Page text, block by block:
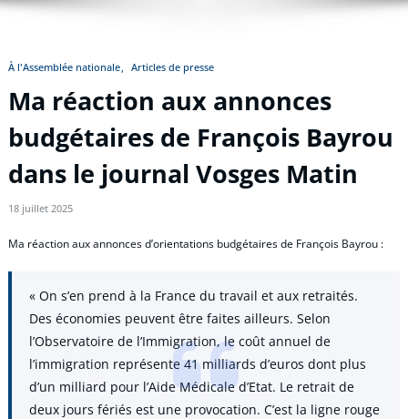
À l'Assemblée nationale Articles de presse
Ma réaction aux annonces
budgétaires de François Bayrou
dans le journal Vosges Matin
18 juillet 2025
Ma réaction aux annonces d’orientations budgétaires de François Bayrou :
« On s’en prend à la France du travail et aux retraités.
Des économies peuvent être faites ailleurs. Selon
l’Observatoire de l’Immigration, le coût annuel de
l’immigration représente 41 milliards d’euros dont plus
d’un milliard pour l’Aide Médicale d’Etat. Le retrait de
deux jours fériés est une provocation. C’est la ligne rouge